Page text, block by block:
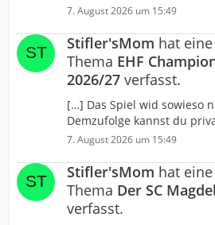
7. August 2026 um 15:49
Stifler'sMom hat
Thema EHF
2026/27 verfasst.
[…] Das Spiel wid sowieso
Demzufolge kannst du
7. August 2026 um 15:49
Stifler'sMom hat
Thema Der SC
verfasst.